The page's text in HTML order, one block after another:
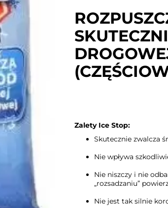
Zalety Ice Stop:
Skutecznie zwalcza
Nie wpływa
Nie niszczy i nie
„rozsadzaniu”
Nie jest tak silnie